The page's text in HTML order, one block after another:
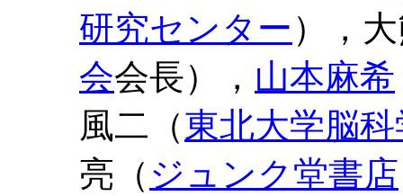
研究センター ），
会会長）， 山本麻希
風二（東北大学脳
亮（ ジュンク堂書店